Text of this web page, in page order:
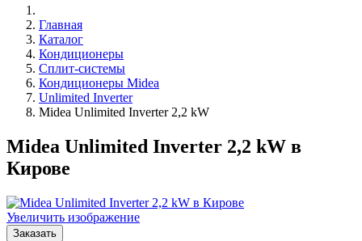
Главная
Каталог
Кондиционеры
Сплит-системы
Кондиционеры Midea
Unlimited Inverter
Midea Unlimited Inverter 2,2 kW
Midea Unlimited Inverter 2,2 kW в
Кирове
Увеличить изображение
Заказать